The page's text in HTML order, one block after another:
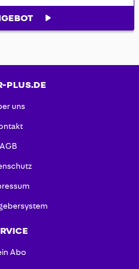
PLUS.DE
uns
AGB
Abo